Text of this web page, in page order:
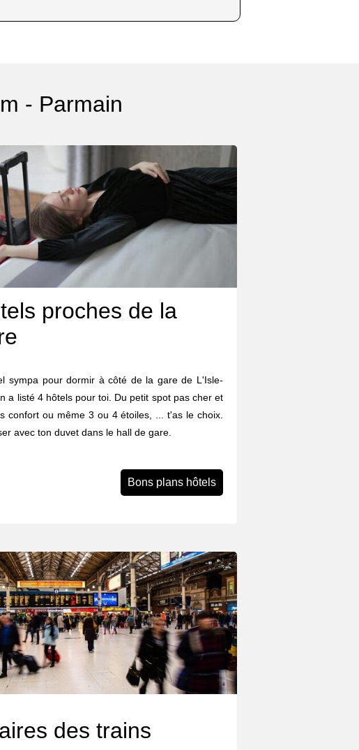
- Parmain
proches de la
sympa pour dormir à côté de la gare de L'Isle-
a listé 4 hôtels pour toi. Du petit spot pas cher et
confort ou même 3 ou 4 étoiles, ... t'as le choix.
avec ton duvet dans le hall de gare.
Bons plans hôtels
des trains